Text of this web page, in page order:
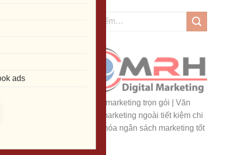
Dịch vụ marketing trọn gói | Văn
phòng marketing ngoài tiết kiệm chi
phí, ưu hóa ngân sách marketing tốt
ads